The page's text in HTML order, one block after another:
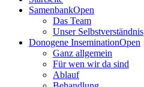
SamenbankOpen
Das Team
Unser Selbstverständnis
Donogene InseminationOpen
Ganz allgemein
Für wen wir da sind
Ablauf